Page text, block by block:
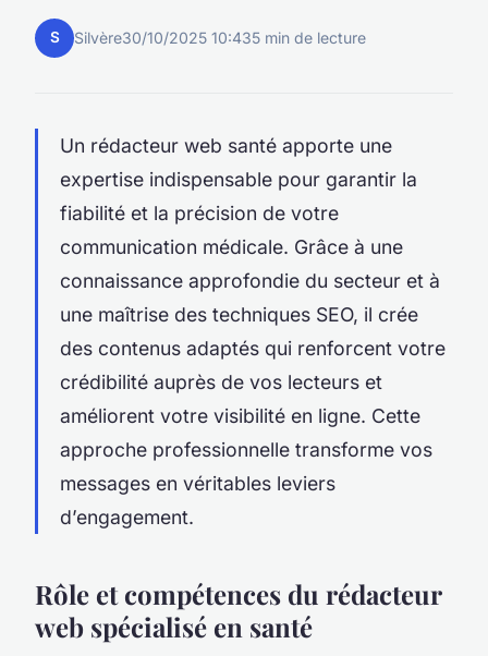
S Silvère30/10/2025 10:435 min de lecture
Un rédacteur web santé apporte une
expertise indispensable pour garantir la
fiabilité et la précision de votre
communication médicale. Grâce à une
connaissance approfondie du secteur et à
une maîtrise des techniques SEO, il crée
des contenus adaptés qui renforcent votre
crédibilité auprès de vos lecteurs et
améliorent votre visibilité en ligne. Cette
approche professionnelle transforme vos
messages en véritables leviers
d’engagement.
Rôle et compétences du rédacteur
web spécialisé en santé